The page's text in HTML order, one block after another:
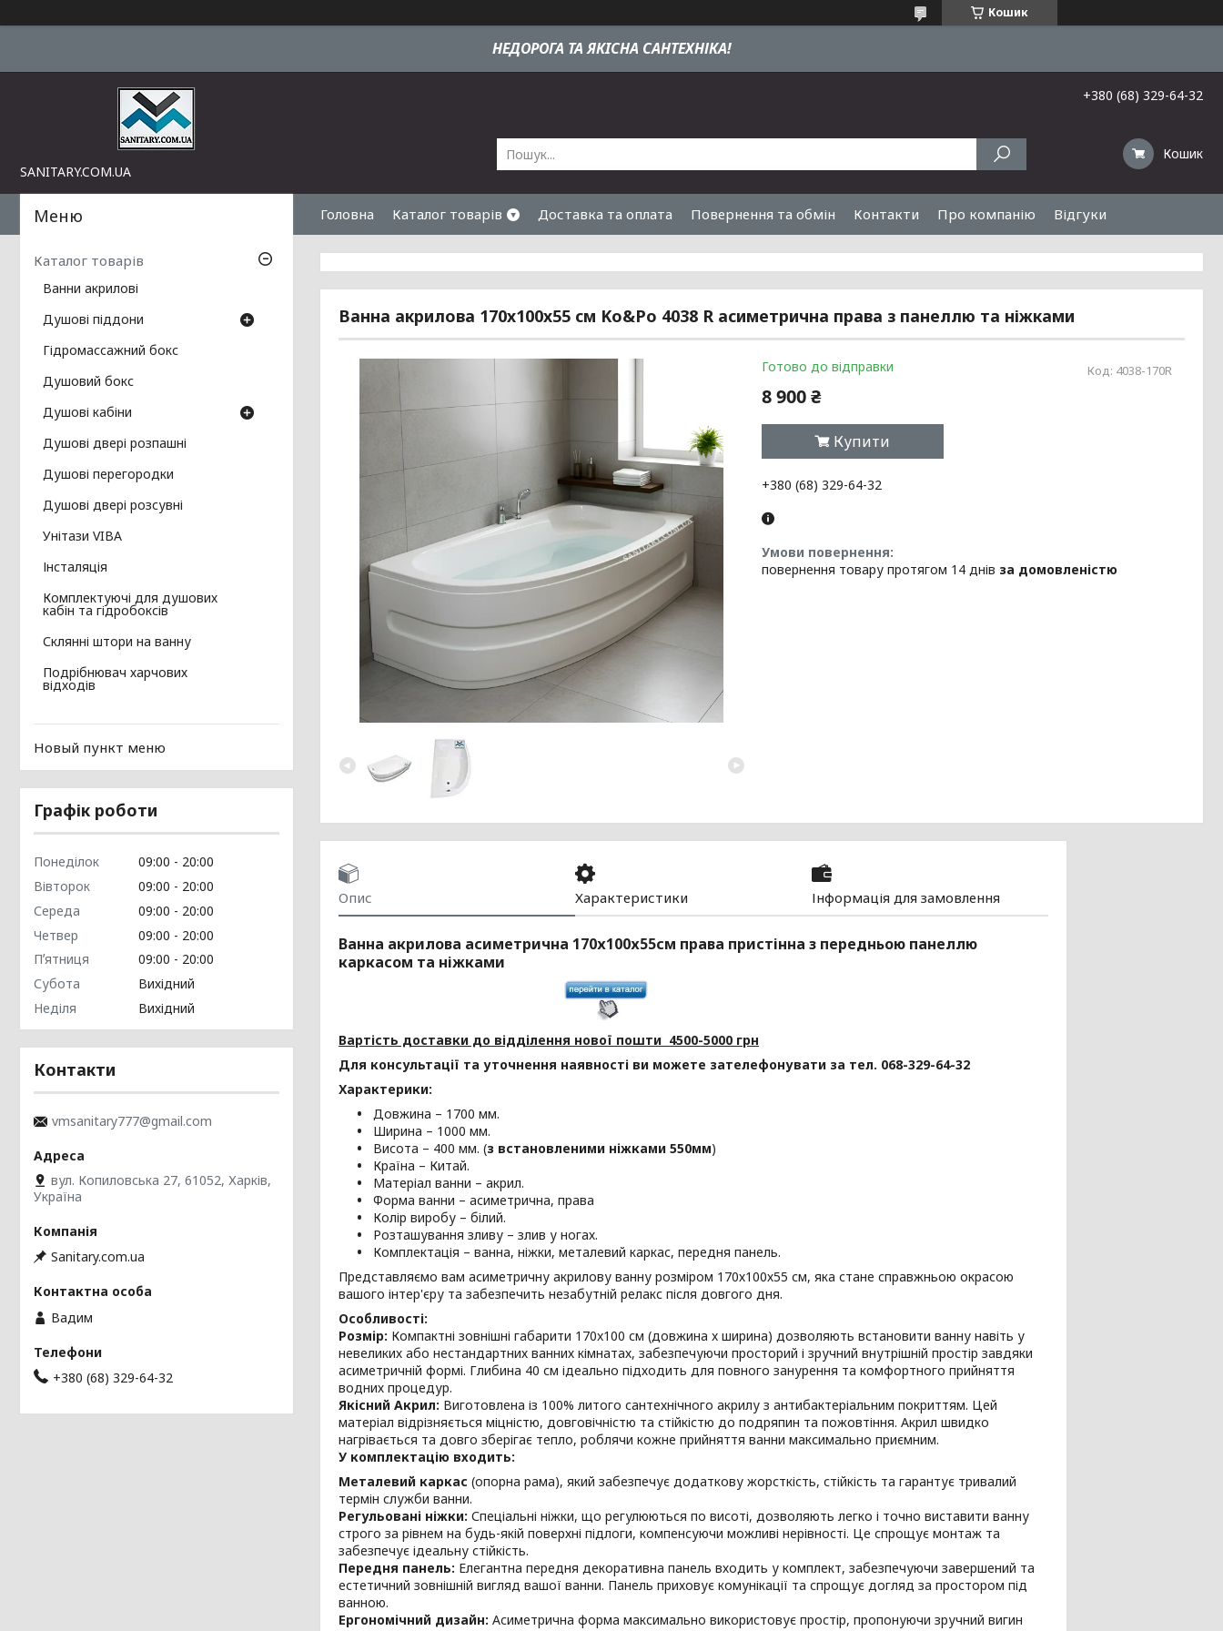
Кошик
НЕДОРОГА ТА ЯКIСНА САНТЕХНІКА!
SANITARY.COM.UA
+380 (68) 329-64-32
Кошик
Головна Каталог товарів Доставка та оплата Повернення та обмін Контакти Про компанію Відгуки
Ванна акрилова 170х100х55 см Ko&Po 4038 R асиметрична права з панеллю та ніжками
Готово до відправки Код: 4038-170R
8 900 ₴
Купити
+380 (68) 329-64-32
повернення товару протягом 14 днів за домовленістю
Опис Характеристики Інформація для замовлення
Ванна акрилова асиметрична 170х100х55см права пристінна з передньою панеллю
каркасом та ніжками
Вартість доставки до відділення нової пошти 4500-5000 грн
Для консультації та уточнення наявності ви можете зателефонувати за тел. 068-329-64-32
Характерики:
Довжина – 1700 мм.
Ширина – 1000 мм.
Висота – 400 мм. (з встановленими ніжками 550мм)
Країна – Китай.
Матеріал ванни – акрил.
Форма ванни – асиметрична, права
Колір виробу – білий.
Розташування зливу – злив у ногах.
Комплектація – ванна, ніжки, металевий каркас, передня панель.
Представляємо вам асиметричну акрилову ванну розміром 170х100х55 см, яка стане справжньою окрасою
вашого інтер'єру та забезпечить незабутній релакс після довгого дня.
Особливості:
Розмір: Компактні зовнішні габарити 170x100 см (довжина x ширина) дозволяють встановити ванну навіть у
невеликих або нестандартних ванних кімнатах, забезпечуючи просторий і зручний внутрішній простір завдяки
асиметричній формі. Глибина 40 см ідеально підходить для повного занурення та комфортного прийняття
водних процедур.
Якісний Акрил: Виготовлена ​​із 100% литого сантехнічного акрилу з антибактеріальним покриттям. Цей
матеріал відрізняється міцністю, довговічністю та стійкістю до подряпин та пожовтіння. Акрил швидко
нагрівається та довго зберігає тепло, роблячи кожне прийняття ванни максимально приємним.
У комплектацію входить:
Металевий каркас (опорна рама), який забезпечує додаткову жорсткість, стійкість та гарантує тривалий
термін служби ванни.
Регульовані ніжки: Спеціальні ніжки, що регулюються по висоті, дозволяють легко і точно виставити ванну
строго за рівнем на будь-якій поверхні підлоги, компенсуючи можливі нерівності. Це спрощує монтаж та
забезпечує ідеальну стійкість.
Передня панель: Елегантна передня декоративна панель входить у комплект, забезпечуючи завершений та
естетичний зовнішній вигляд вашої ванни. Панель приховує комунікації та спрощує догляд за простором під
ванною.
Ергономічний дизайн: Асиметрична форма максимально використовує простір, пропонуючи зручний вигин
Каталог товарів
Ванни акрилові
Душові піддони
Гідромассажний бокс
Душовий бокс
Душові кабіни
Душові двері розпашні
Душові перегородки
Душові двері розсувні
Унітази VIBA
Інсталяція
Комплектуючі для душових
кабін та гідробоксів
Склянні штори на ванну
Подрібнювач харчових
відходів
Новый пункт меню
Графік роботи
Понеділок 09:00
20:00
Вівторок
09:00
20:00
Середа
09:00
20:00
Четвер
09:00
20:00
Пʼятниця
09:00
20:00
Субота
Вихідний
Неділя
Вихідний
Контакти
vmsanitary777@gmail.com
вул. Копиловська 27, 61052, Харків,
Україна
Sanitary.com.ua
Вадим
+380 (68) 329-64-32